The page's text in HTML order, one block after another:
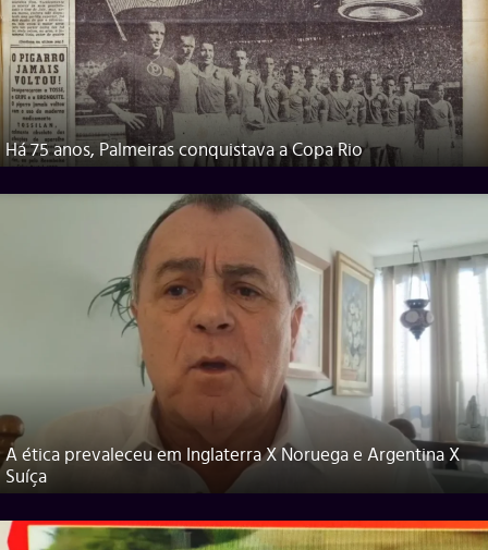
Há 75 anos, Palmeiras conquistava a Copa Rio
A ética prevaleceu em Inglaterra X Noruega e Argentina X
Suíça